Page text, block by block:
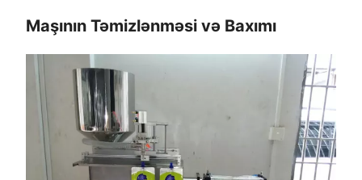
Maşının Təmizlənməsi və Baxımı